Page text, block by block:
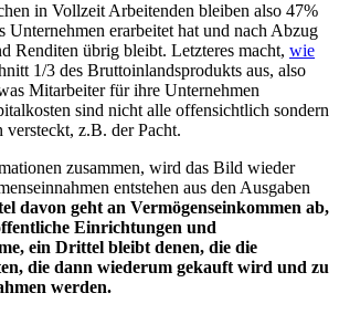
in Vollzeit Arbeitenden bleiben also 47%
Unternehmen erarbeitet hat und nach Abzug
Renditen übrig bleibt. Letzteres macht, wie
1/3 des Bruttoinlandsprodukts aus, also
Mitarbeiter für ihre Unternehmen
sind nicht alle offensichtlich sondern
z.B. der Pacht.
zusammen, wird das Bild wieder
entstehen aus den Ausgaben
davon geht an Vermögenseinkommen ab,
Einrichtungen und
ein Drittel bleibt denen, die die
die dann wiederum gekauft wird und zu
werden.